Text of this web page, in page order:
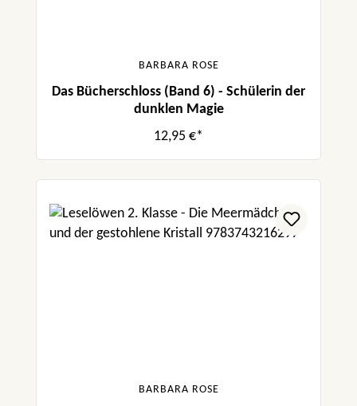
BARBARA ROSE
Das Bücherschloss (Band 6) - Schülerin der
dunklen Magie
12,95 €*
BARBARA ROSE